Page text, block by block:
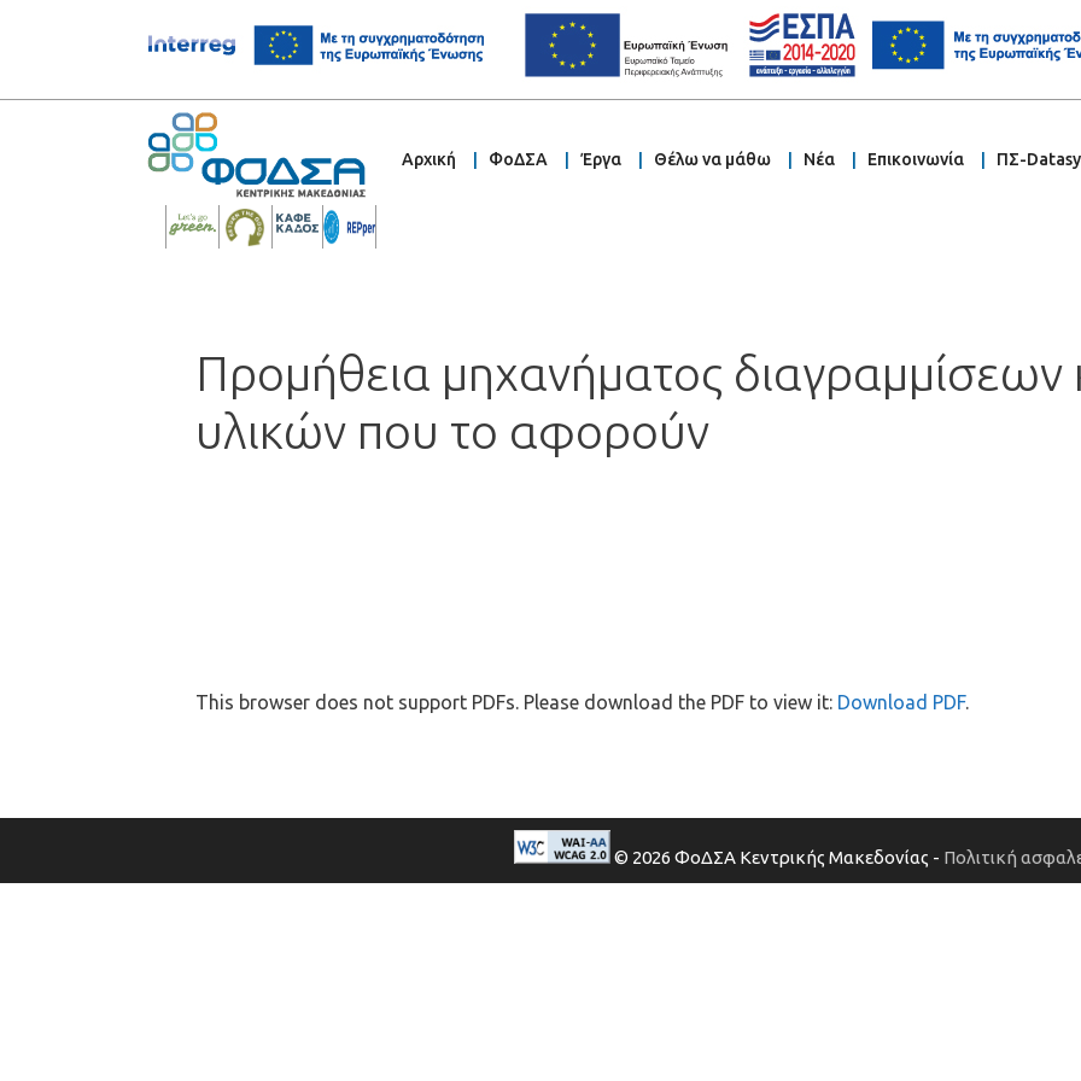
Αρχική ΦοΔΣΑ Έργα Θέλω να μάθω Νέα Επικοινωνία ΠΣ-
Προμήθεια μηχανήματος
υλικών που το αφορούν
This browser does not support PDFs. Please download the PDF to view it: Download PDF.
© 2026 ΦοΔΣΑ Κεντρικής Μακεδονίας - Πολιτική